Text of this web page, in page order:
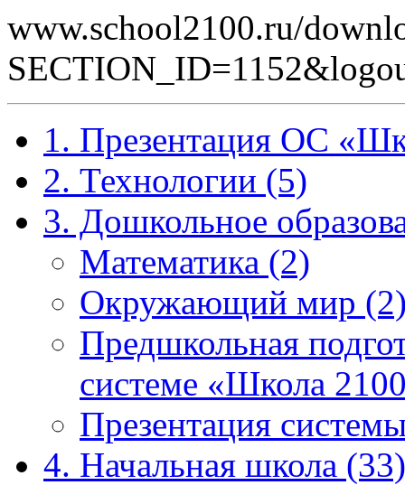
www.school2100.ru/
1. Презентация ОС
2. Технологии (5)
3. Дошкольное
Математика (2)
Окружающий мир
Предшкольная
системе «Школа
Презентация
4. Начальная школа (33)